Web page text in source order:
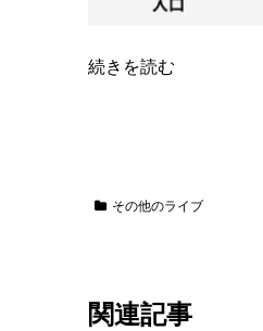
続きを読む
その他のライブ
関連記事